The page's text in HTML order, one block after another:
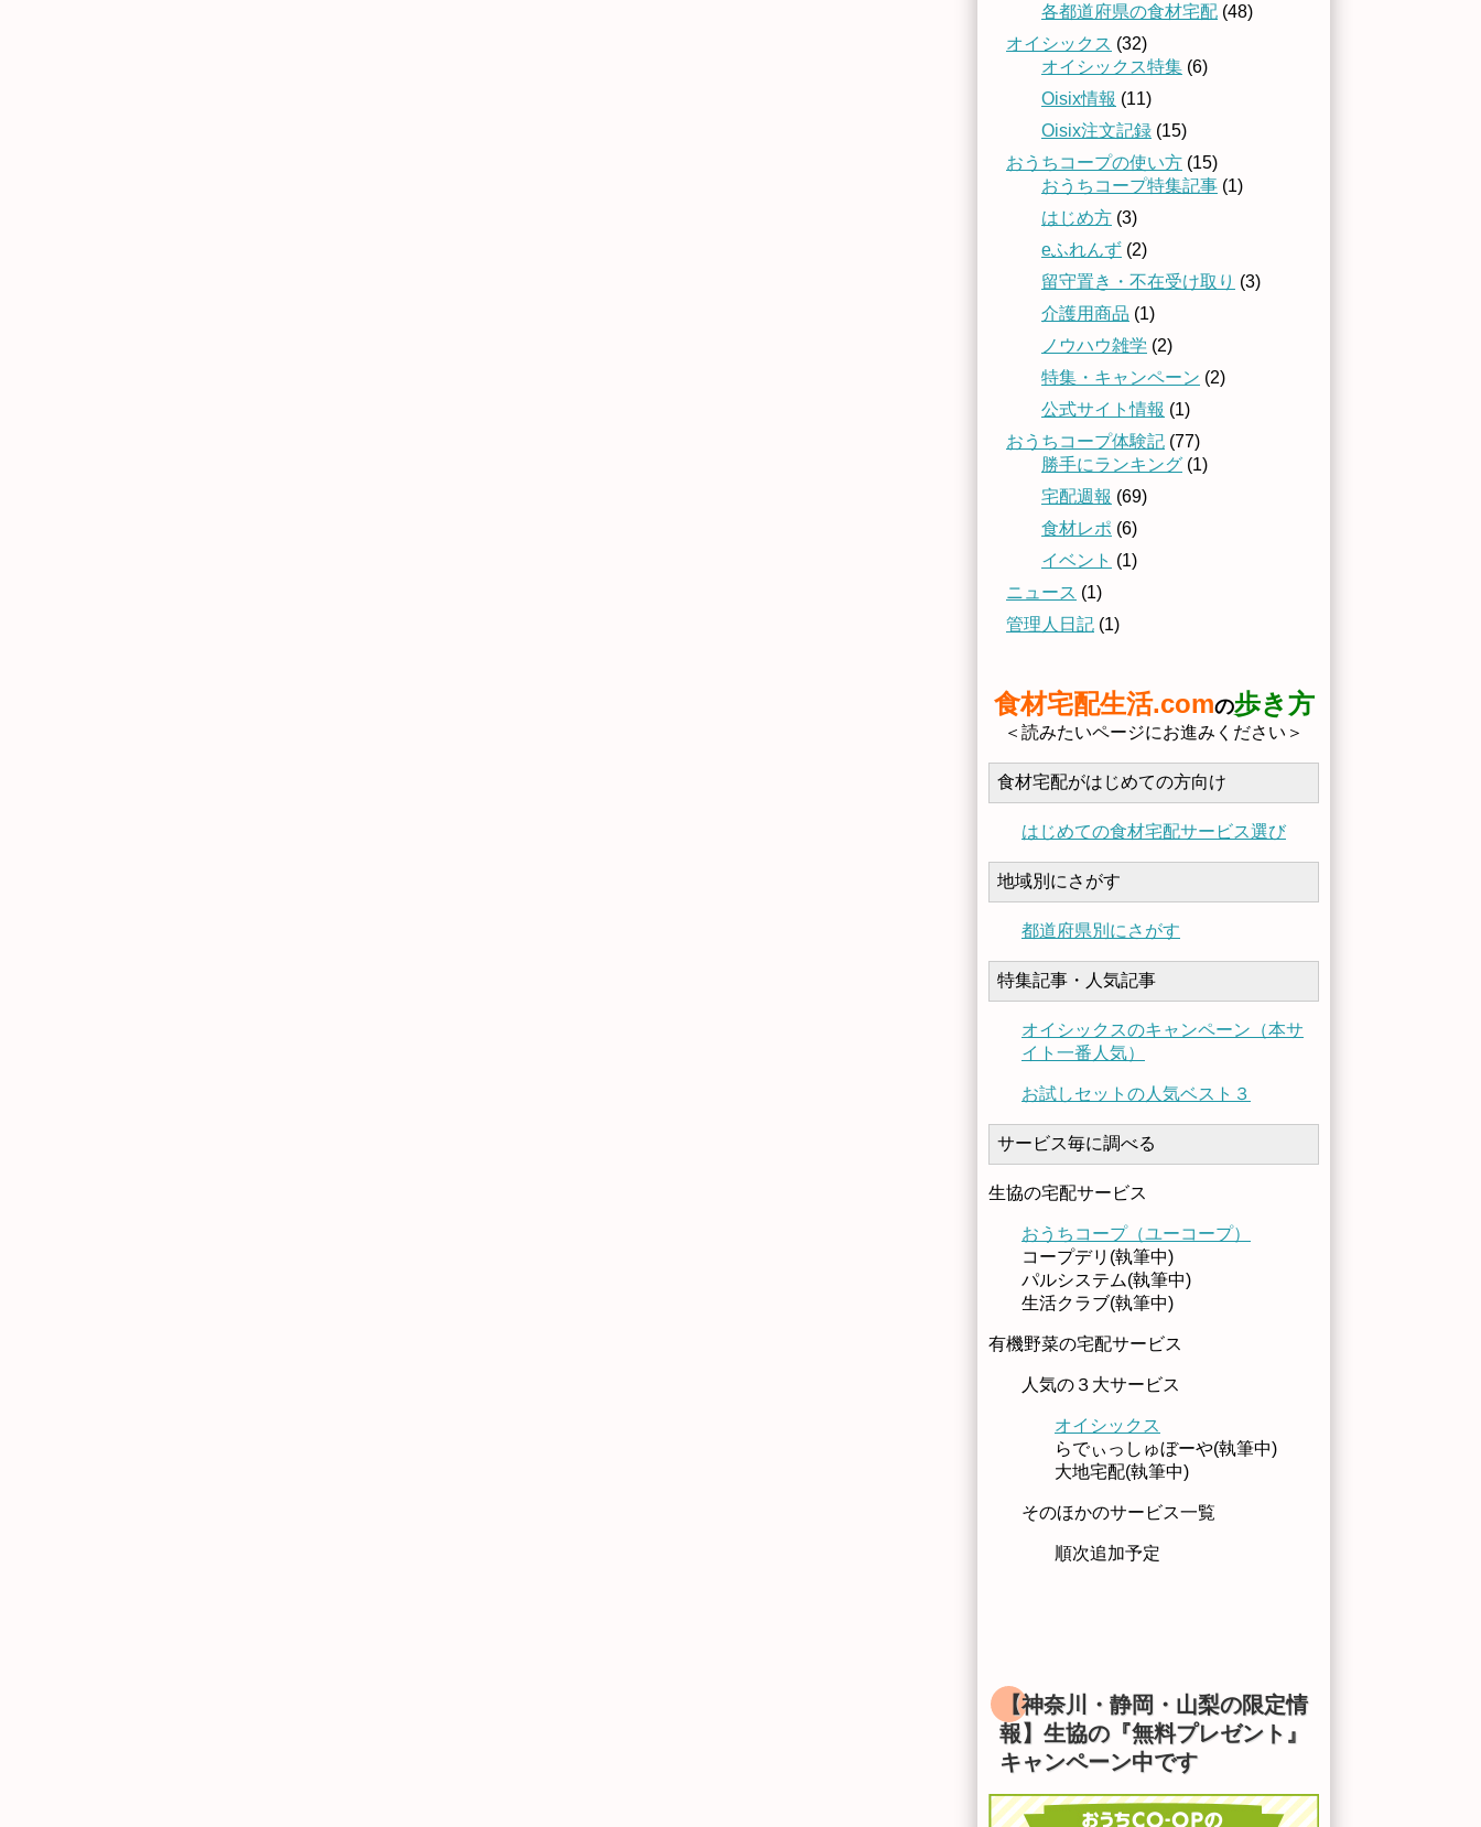
各都道府県の食材宅配 (48)
オイシックス (32)
オイシックス特集 (6)
Oisix情報 (11)
Oisix注文記録 (15)
おうちコープの使い方 (15)
おうちコープ特集記事 (1)
はじめ方 (3)
eふれんず (2)
留守置き・不在受け取り (3)
介護用商品 (1)
ノウハウ雑学 (2)
特集・キャンペーン (2)
公式サイト情報 (1)
おうちコープ体験記 (77)
勝手にランキング (1)
宅配週報 (69)
食材レポ (6)
イベント (1)
ニュース (1)
管理人日記 (1)
食材宅配生活.comの歩き方
＜読みたいページにお進みください＞
食材宅配がはじめての方向け
はじめての食材宅配サービス選び
地域別にさがす
都道府県別にさがす
特集記事・人気記事
オイシックスのキャンペーン（本サ
イト一番人気）
お試しセットの人気ベスト３
サービス毎に調べる
生協の宅配サービス
おうちコープ（ユーコープ）
コープデリ(執筆中)
パルシステム(執筆中)
生活クラブ(執筆中)
有機野菜の宅配サービス
人気の３大サービス
オイシックス
らでぃっしゅぼーや(執筆中)
大地宅配(執筆中)
そのほかのサービス一覧
順次追加予定
【神奈川・静岡・山梨の限定情
報】生協の『無料プレゼント』
キャンペーン中です